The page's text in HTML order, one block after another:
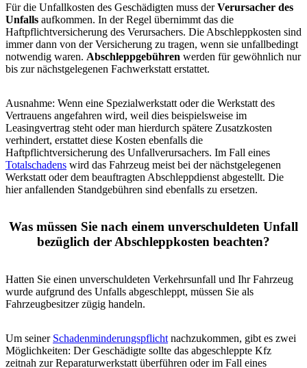
Für die Unfallkosten des Geschädigten muss derVerursacher des
Unfalls aufkommen. In der Regel übernimmt das die
Haftpflichtversicherung des Verursachers. Die Abschleppkosten sind
immer dann von der Versicherung zu tragen, wenn sie unfallbedingt
notwendig waren. Abschleppgebühren werden für gewöhnlich nur
bis zur nächstgelegenen Fachwerkstatt erstattet.
Ausnahme: Wenn eine Spezialwerkstatt oder die Werkstatt des
Vertrauens angefahren wird, weil dies beispielsweise im
Leasingvertrag steht oder man hierdurch spätere Zusatzkosten
verhindert, erstattet diese Kosten ebenfalls die
Haftpflichtversicherung des Unfallverursachers. Im Fall eines
Totalschadens wird das Fahrzeug meist bei der nächstgelegenen
Werkstatt oder dem beauftragten Abschleppdienst abgestellt. Die
hier anfallenden Standgebühren sind ebenfalls zu ersetzen.
Was müssen Sie nach einem unverschuldeten Unfall
bezüglich der Abschleppkosten beachten?
Hatten Sie einen unverschuldeten Verkehrsunfall und Ihr Fahrzeug
wurde aufgrund des Unfalls abgeschleppt, müssen Sie als
Fahrzeugbesitzer zügig handeln.
Um seiner Schadenminderungspflicht nachzukommen, gibt es zwei
Möglichkeiten: Der Geschädigte sollte das abgeschleppte Kfz
zeitnah zur Reparaturwerkstatt überführen oder im Fall eines